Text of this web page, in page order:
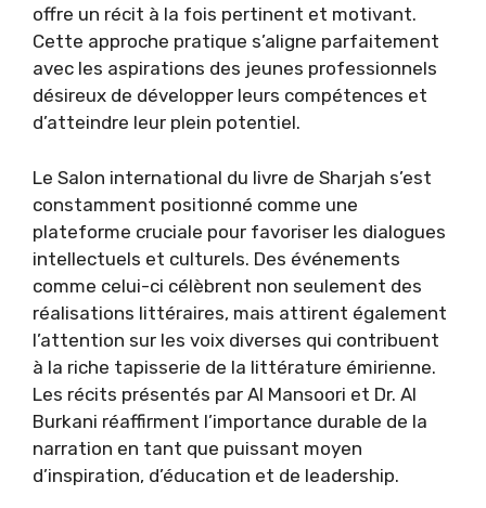
offre un récit à la fois pertinent et motivant.
Cette approche pratique s’aligne parfaitement
avec les aspirations des jeunes professionnels
désireux de développer leurs compétences et
d’atteindre leur plein potentiel.
Le Salon international du livre de Sharjah s’est
constamment positionné comme une
plateforme cruciale pour favoriser les dialogues
intellectuels et culturels. Des événements
comme celui-ci célèbrent non seulement des
réalisations littéraires, mais attirent également
l’attention sur les voix diverses qui contribuent
à la riche tapisserie de la littérature émirienne.
Les récits présentés par Al Mansoori et Dr. Al
Burkani réaffirment l’importance durable de la
narration en tant que puissant moyen
d’inspiration, d’éducation et de leadership.